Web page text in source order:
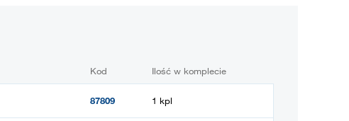
Kod Ilość w komplecie
87809 1 kpl